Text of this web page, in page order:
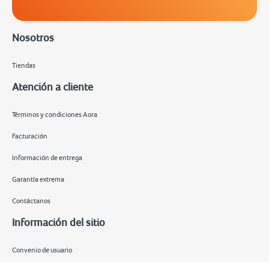
Nosotros
Tiendas
Atención a cliente
Términos y condiciones Aora
Facturación
Información de entrega
Garantía extrema
Contáctanos
Información del sitio
Convenio de usuario